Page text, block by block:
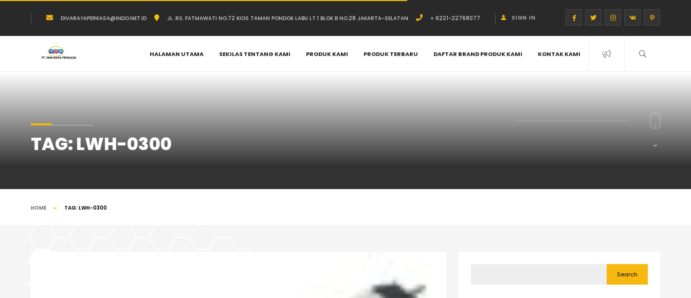
DIVARAYAPERKASA@INDO.NET.ID JL. RS. FATMAWATI NO.72 KIOS TAMAN PONDOK LABU LT.1 BLOK B NO.28 JAKARTA-SELATAN + 6221-22768077 SIGN IN
HALAMAN UTAMA SEKILAS TENTANG KAMI PRODUK KAMI PRODUK TERBARU DAFTAR BRAND PRODUK KAMI KONTAK KAMI
TAG:LWH-0300
HOME TAG: LWH-0300
Search